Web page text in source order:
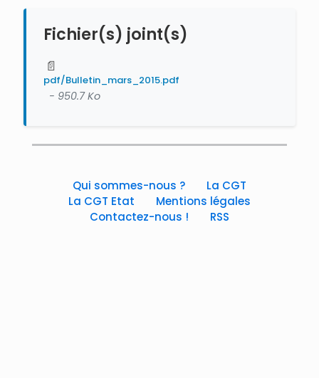
Fichier(s) joint(s)
📄
pdf/Bulletin_mars_2015.pdf
- 950.7 Ko
Qui sommes-nous ?
La CGT
La CGT Etat
Mentions légales
Contactez-nous !
RSS